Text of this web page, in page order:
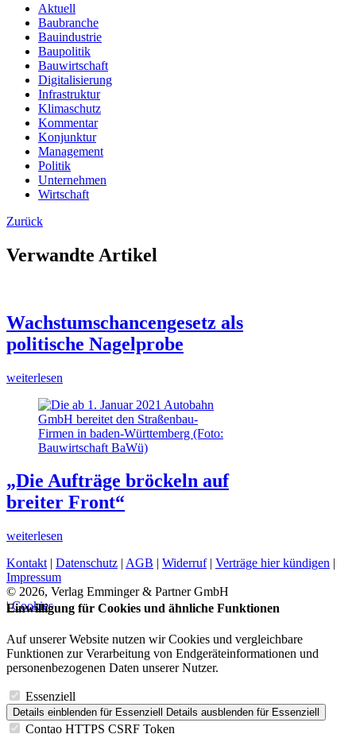
Aktuell
Baubranche
Bauindustrie
Baupolitik
Bauwirtschaft
Digitalisierung
Infrastruktur
Klimaschutz
Kommentar
Konjunktur
Management
Politik
Unternehmen
Wirtschaft
Zurück
Verwandte Artikel
Wachstumschancengesetz als
politische Nagelprobe
weiterlesen
„Die Aufträge bröckeln auf
breiter Front“
weiterlesen
Kontakt | Datenschutz | AGB | Widerruf| Verträge hier kündigen |
Impressum
© 2026, Verlag Emminger & Partner GmbH
| Cookies
Einwilligung für Cookies und ähnliche Funktionen
Auf unserer Website nutzen wir Cookies und vergleichbare
Funktionen zur Verarbeitung von Endgeräteinformationen und
personenbezogenen Daten unserer Nutzer.
Essenziell
Details einblenden für Essenziell Details ausblenden für Essenziell
Contao HTTPS CSRF Token